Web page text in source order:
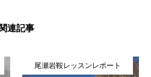
関連記事
尾瀬岩鞍レッスンレポート